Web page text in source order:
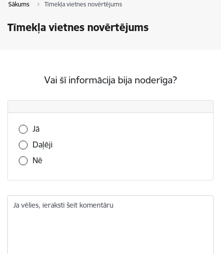
Sākums Tīmekļa vietnes novērtējums
Tīmekļa vietnes novērtējums
Vai šī informācija bija noderīga?
Vai šī informācija bija noderīga?
Jā
Daļēji
Nē
Ja vēlies, ieraksti šeit komentāru